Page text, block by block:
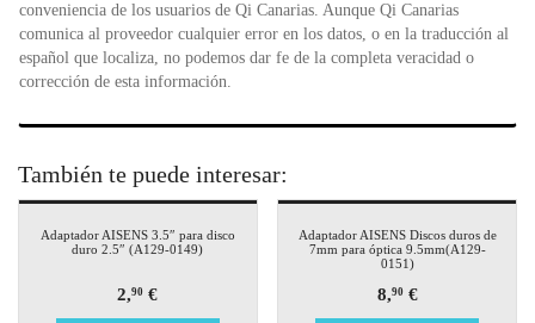
conveniencia de los usuarios de Qi Canarias. Aunque Qi Canarias
comunica al proveedor cualquier error en los datos, o en la traducción al
español que localiza, no podemos dar fe de la completa veracidad o
corrección de esta información.
También te puede interesar:
Adaptador AISENS 3.5″ para disco
duro 2.5″ (A129-0149)
2,90 €
Adaptador AISENS Discos duros de
7mm para óptica 9.5mm(A129-
0151)
8,90€